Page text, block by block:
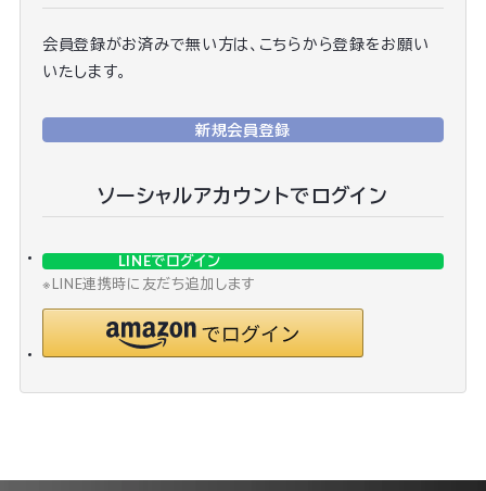
会員登録がお済みで無い方は、こちらから登録をお願い
いたします。
新規会員登録
ソーシャルアカウントでログイン
LINEでログイン
※LINE連携時に友だち追加します